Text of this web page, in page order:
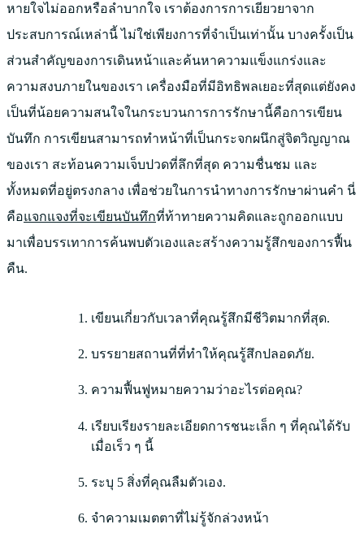
หายใจไม่ออกหรือลำบากใจ เราต้องการการเยียวยาจาก
ประสบการณ์เหล่านี้ ไม่ใช่เพียงการที่จำเป็นเท่านั้น บางครั้งเป็น
ส่วนสำคัญของการเดินหน้าและค้นหาความแข็งแกร่งและ
ความสงบภายในของเรา เครื่องมือที่มีอิทธิพลเยอะที่สุดแต่ยังคง
เป็นที่น้อยความสนใจในกระบวนการการรักษานี้คือการเขียน
บันทึก การเขียนสามารถทำหน้าที่เป็นกระจกผนึกสู่จิตวิญญาณ
ของเรา สะท้อนความเจ็บปวดที่ลึกที่สุด ความชื่นชม และ
ทั้งหมดที่อยู่ตรงกลาง เพื่อช่วยในการนำทางการรักษาผ่านคำ นี่
คือแจกแจงที่จะเขียนบันทึกที่ท้าทายความคิดและถูกออกแบบ
มาเพื่อบรรเทาการค้นพบตัวเองและสร้างความรู้สึกของการฟื้น
คืน.
เขียนเกี่ยวกับเวลาที่คุณรู้สึกมีชีวิตมากที่สุด.
บรรยายสถานที่ที่ทำให้คุณรู้สึกปลอดภัย.
ความฟื้นฟูหมายความว่าอะไรต่อคุณ?
เรียบเรียงรายละเอียดการชนะเล็ก ๆ ที่คุณได้รับ
เมื่อเร็ว ๆ นี้
ระบุ 5 สิ่งที่คุณลืมตัวเอง.
จำความเมตตาที่ไม่รู้จักล่วงหน้า